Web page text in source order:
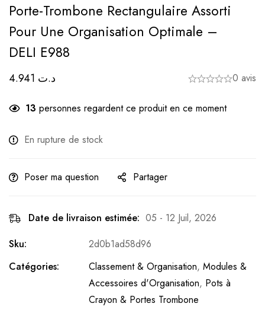
Porte-Trombone Rectangulaire Assorti
Pour Une Organisation Optimale –
DELI E988
د.ت 0 avis
13 personnes regardent ce produit en ce moment
En rupture de stock
Poser ma question Partager
Date de livraison estimée: 05 - 12 Juil, 2026
Sku:
2d0b1ad58d96
Catégories:
Classement & Organisation, Modules &
Accessoires d'Organisation, Pots à
Crayon & Portes Trombone